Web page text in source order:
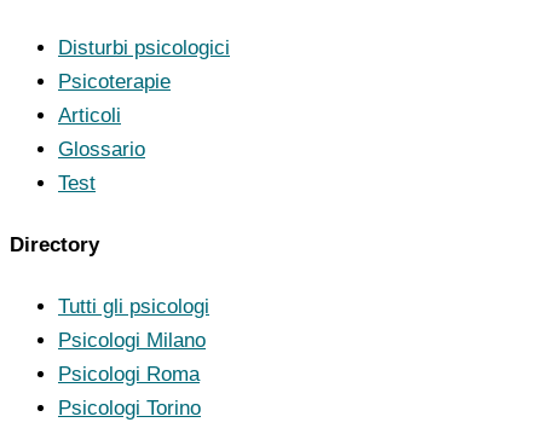
Disturbi psicologici
Psicoterapie
Articoli
Glossario
Test
Directory
Tutti gli psicologi
Psicologi Milano
Psicologi Roma
Psicologi Torino